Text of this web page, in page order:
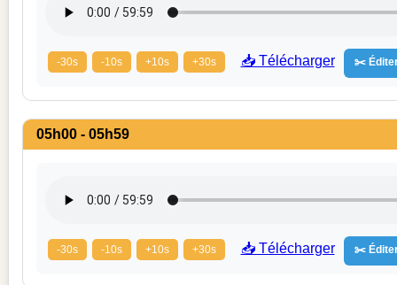
-30s -10s +10s +30s 📥 Télécharger ✂️
05h00 - 05h59
-30s -10s +10s +30s 📥 Télécharger ✂️